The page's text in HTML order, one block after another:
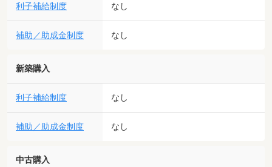
利子補給制度 なし
補助／助成金制度 なし
新築購入
利子補給制度 なし
補助／助成金制度 なし
中古購入